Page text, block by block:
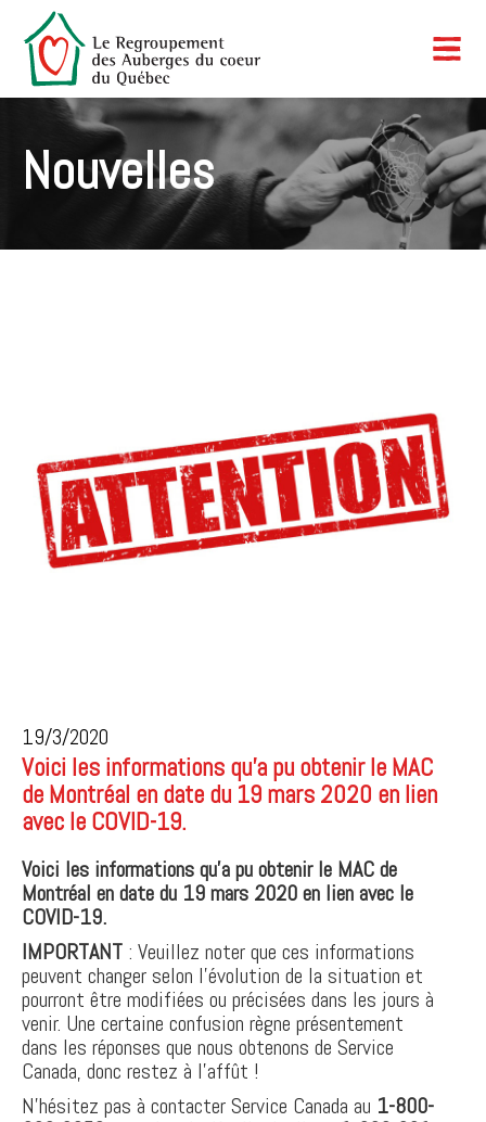
Nouvelles
19/3/2020
Voici les informations qu’a pu obtenir le MAC
de Montréal en date du 19 mars 2020 en lien
avec le COVID-19.
Voici les informations qu’a pu obtenir le MAC de
Montréal en date du 19 mars 2020 en lien avec le
COVID-19.
IMPORTANT : Veuillez noter que ces informations
peuvent changer selon l’évolution de la situation et
pourront être modifiées ou précisées dans les jours à
venir. Une certaine confusion règne présentement
dans les réponses que nous obtenons de Service
Canada, donc restez à l’affût !
N’hésitez pas à contacter Service Canada au 1-800-